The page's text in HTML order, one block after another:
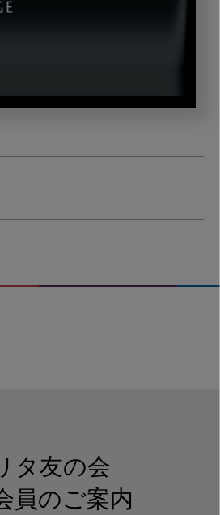
タ友の会
員のご案内